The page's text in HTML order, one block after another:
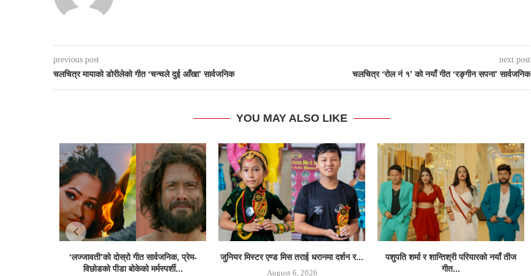
previous post
चलचित्र मायाको डोरीलेको गीत ‘चन्चले दुई आँखा’ सार्वजनिक
next post
चलचित्र ‘रोल नं १’ को नयाँ गीत ‘रङ्गीन सपना’ सार्वजनिक
YOU MAY ALSO LIKE
‘लज्जावती’को दोस्रो गीत सार्वजनिक, प्रेम-
विछोडको पीडा बोकेको मर्मस्पर्शी...
जुनियर मिस्टर एण्ड मिस तराई धरानमा दर्शन र...
August 6, 2026
पशुपति शर्मा र शान्तिश्री परियारको नयाँ तीज
गीत...